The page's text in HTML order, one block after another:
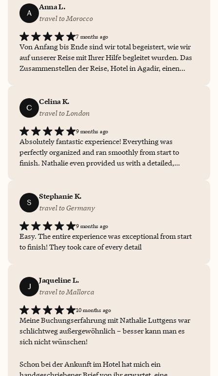
A
Anna L.
travel to Morocco
7 months ago
Von Anfang bis Ende sind wir total begeistert, wie wir
auf unserer Reise mit Ihrer Hilfe begleitet wurden. Das
Zusammenstellen der Reise, Hotel in Agadir, einen
wunderbar. Vielen, vielen Dank für Ihre Mühe! Wir
werden Sie überall weiter empfehlen und unsere
weiter so !
C
Celina K.
travel to London
9 months ago
Absolutely fantastic experience! Everything was
perfectly organized and ran smoothly from start to
finish. Nathalie even provided us with a detailed,
felt very well taken care of and would book with her
again anytime—highly recommended!
S
Stephanie K.
travel to Germany
9 months ago
Easy. The entire experience was exceptional from start
to finish! They took care of every detail
J
Jaqueline L.
travel to Mallorca
10 months ago
Meine Buchungserfahrung mit Nathalie Luttgens war
schlichtweg außergewöhnlich – besser kann man es
sich nicht wünschen!
Schon bei der Ankunft im Hotel hat mich ein